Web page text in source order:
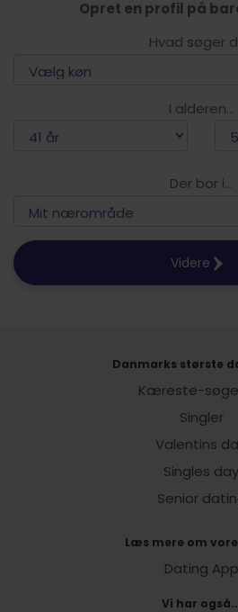
Opret en profil på
Hvad søger
I alderen...
Der bor i...
Videre
Danmarks største
Kæreste-
Singler
Valentins
Singles day
Senior
Læs mere om
Dating App
Vi har